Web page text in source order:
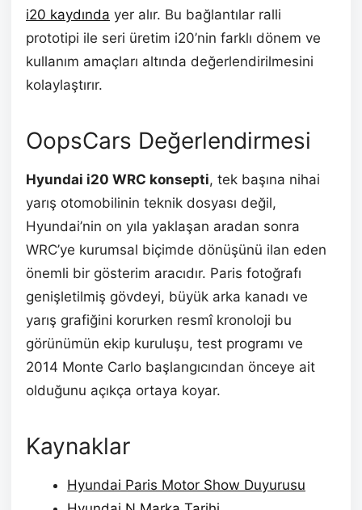
i20 kaydında yer alır. Bu bağlantılar ralli
prototipi ile seri üretim i20’nin farklı dönem ve
kullanım amaçları altında değerlendirilmesini
kolaylaştırır.
OopsCars Değerlendirmesi
Hyundai i20 WRC konsepti, tek başına nihai
yarış otomobilinin teknik dosyası değil,
Hyundai’nin on yıla yaklaşan aradan sonra
WRC’ye kurumsal biçimde dönüşünü ilan eden
önemli bir gösterim aracıdır. Paris fotoğrafı
genişletilmiş gövdeyi, büyük arka kanadı ve
yarış grafiğini korurken resmî kronoloji bu
görünümün ekip kuruluşu, test programı ve
2014 Monte Carlo başlangıcından önceye ait
olduğunu açıkça ortaya koyar.
Kaynaklar
Hyundai Paris Motor Show Duyurusu